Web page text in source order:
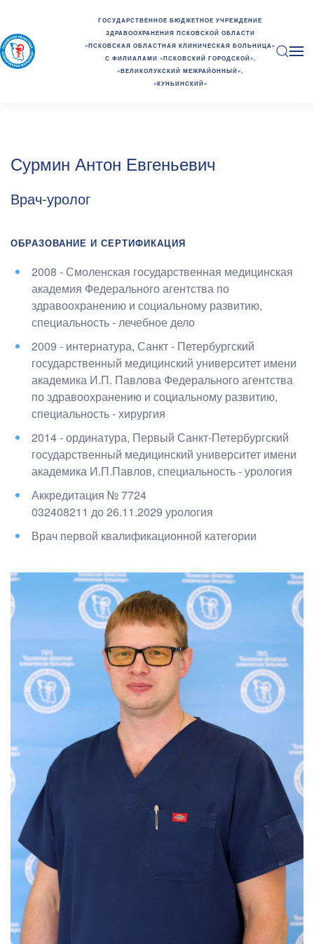
ГОСУДАРСТВЕННОЕ БЮДЖЕТНОЕ УЧРЕЖДЕНИЕ
ЗДРАВООХРАНЕНИЯ ПСКОВСКОЙ ОБЛАСТИ
«ПСКОВСКАЯ ОБЛАСТНАЯ КЛИНИЧЕСКАЯ БОЛЬНИЦА»
С ФИЛИАЛАМИ «ПСКОВСКИЙ ГОРОДСКОЙ»,
«ВЕЛИКОЛУКСКИЙ МЕЖРАЙОННЫЙ»,
«КУНЬИНСКИЙ»
Сурмин Антон Евгеньевич
Врач-уролог
ОБРАЗОВАНИЕ И СЕРТИФИКАЦИЯ
2008 - Смоленская государственная медицинская
академия Федерального агентства по
здравоохранению и социальному развитию,
специальность - лечебное дело
2009 - интернатура, Санкт - Петербургский
государственный медицинский университет имени
академика И.П. Павлова Федерального агентства
по здравоохранению и социальному развитию,
специальность - хирургия
2014 - ординатура, Первый Санкт-Петербургский
государственный медицинский университет имени
академика И.П.Павлов, специальность - урология
Аккредитация №7724
032408211 до26.11.2029 урология
Врач первой квалификационной категории